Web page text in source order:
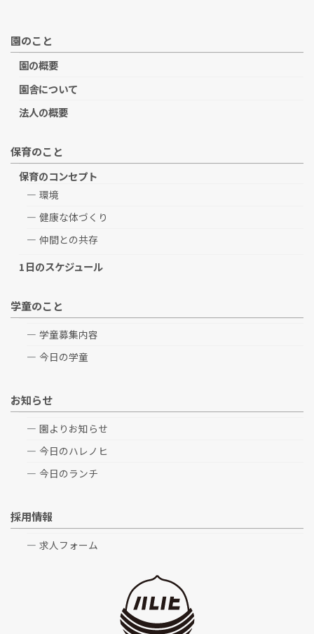
園のこと
園の概要
園舎について
法人の概要
保育のこと
保育のコンセプト
環境
健康な体づくり
仲間との共存
1日のスケジュール
学童のこと
学童募集内容
今日の学童
お知らせ
園よりお知らせ
今日のハレノヒ
今日のランチ
採用情報
求人フォーム